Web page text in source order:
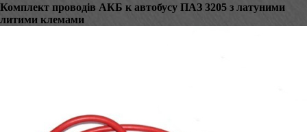
Комплект проводів АКБ к автобусу ПАЗ 3205 з латуними
литими клемами